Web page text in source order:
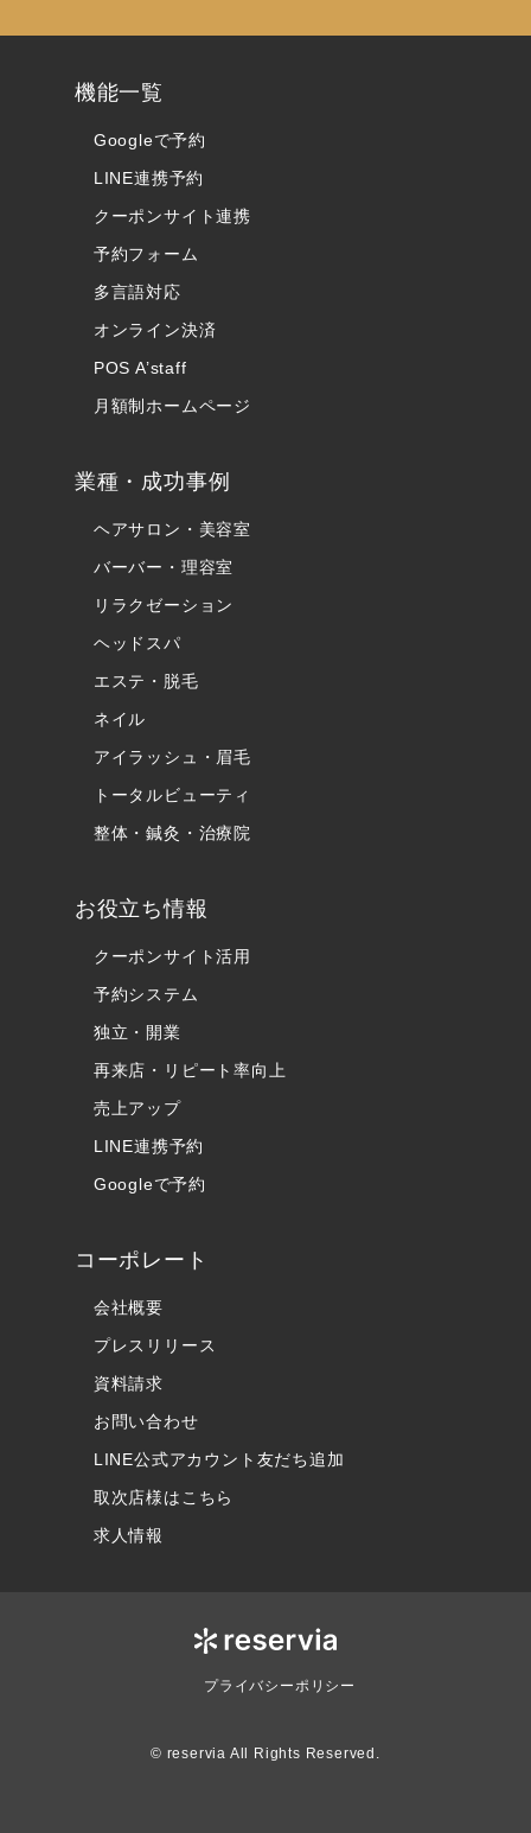
機能一覧
Googleで予約
LINE連携予約
クーポンサイト連携
予約フォーム
多言語対応
オンライン決済
POS A’staff
月額制ホームページ
業種・成功事例
ヘアサロン・美容室
バーバー・理容室
リラクゼーション
ヘッドスパ
エステ・脱毛
ネイル
アイラッシュ・眉毛
トータルビューティ
整体・鍼灸・治療院
お役立ち情報
クーポンサイト活用
予約システム
独立・開業
再来店・リピート率向上
売上アップ
LINE連携予約
Googleで予約
コーポレート
会社概要
プレスリリース
資料請求
お問い合わせ
LINE公式アカウント友だち追加
取次店様はこちら
求人情報
プライバシーポリシー
© reservia All Rights Reserved.